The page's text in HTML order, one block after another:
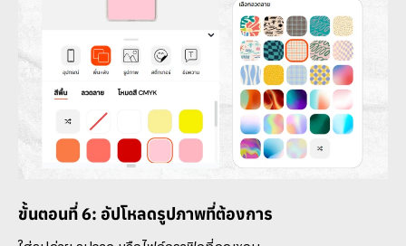
ขั้นตอนที่ 6: อัปโหลดรูปภาพที่ต้องการ